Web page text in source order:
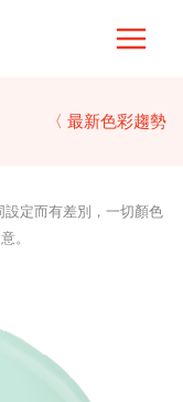
〈 最新色彩趨勢
定而有差別，一切顏色
。